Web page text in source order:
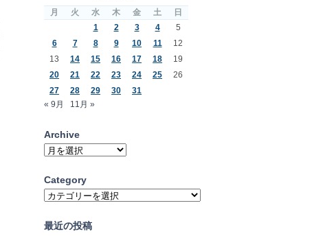
月 火 水 木 金 土
日
1
2 3 4
5
6
7 8 9 10 11
12
13
14 15 16 17 18
19
20
21 22 23 24 25
26
27
28 29 30
31
« 9月
11月 »
Archive
Archive
Category
Category
最近の投稿